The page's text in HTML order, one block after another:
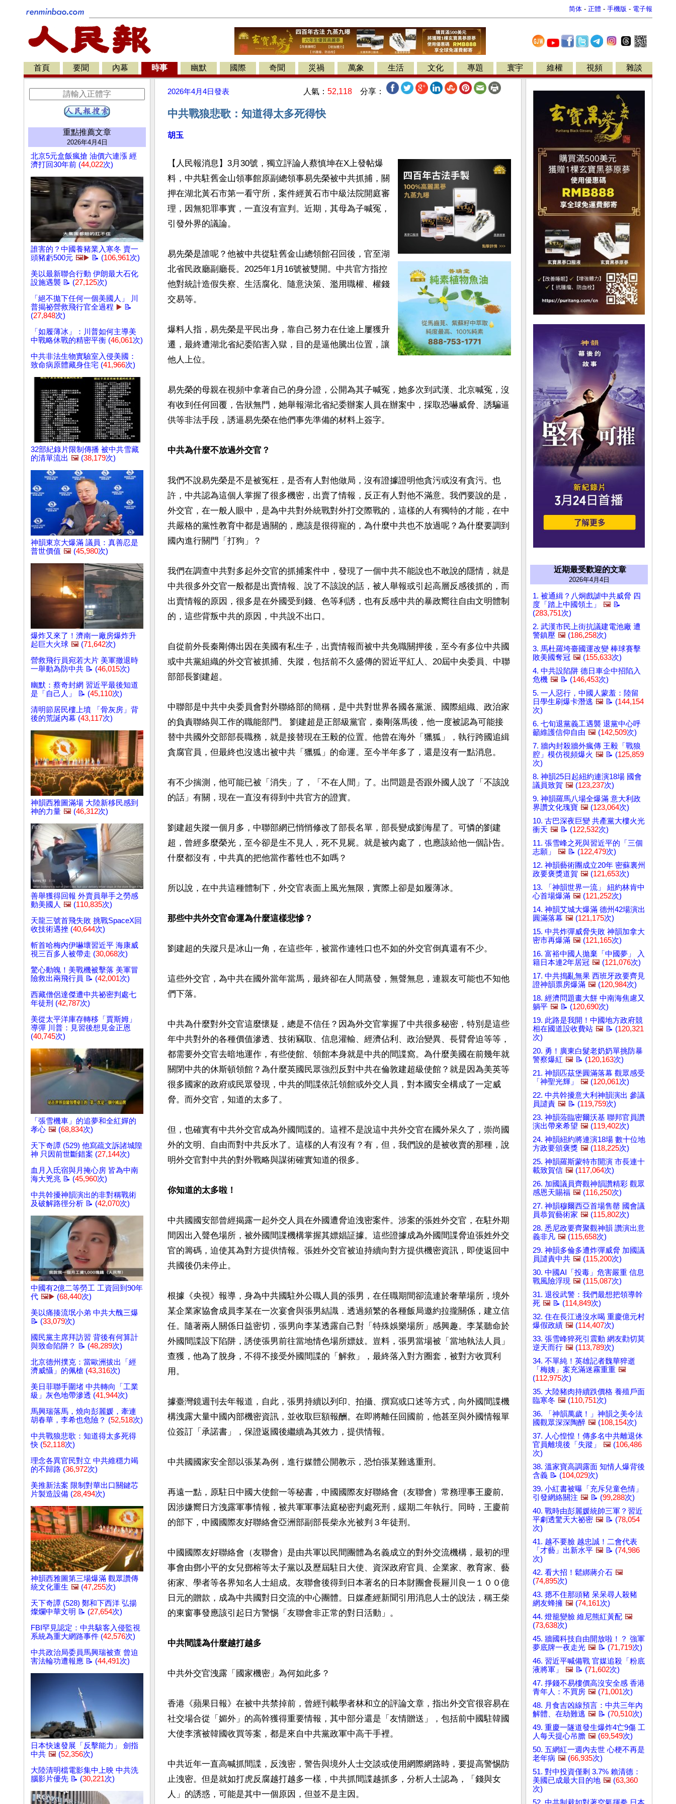
简体 - 正體 - 手機版 - 電子報
首頁 要聞 內幕 時事 幽默 國際 奇聞 災禍 萬象 生活 文化 專題 寰宇 維權 視頻 雜談
重點推薦文章
2026年4月4日
北京5元盒飯瘋搶 油價六連漲 經
濟打回30年前 (44,022次)
誰害的？中國養豬業入寒冬 賣一
頭豬虧500元 🖼️▶️ 📝 (106,961次)
美以最新聯合行動 伊朗最大石化
設施遇襲 📝 (27,125次)
「絕不拋下任何一個美國人」 川
普揭祕營救飛行官全過程 ▶️ 📝
(27,848次)
「如履薄冰」：川普如何主導美
中戰略休戰的精密平衡 (46,061次)
中共非法生物實驗室入侵美國：
致命病原體藏身住宅 (41,966次)
32部紀錄片限制傳播 被中共雪藏
的清單流出 🖼️ (38,179次)
神韻東京大爆滿 議員：真善忍是
普世價值 🖼️ (45,980次)
爆炸又來了！濟南一廠房爆炸升
起巨大火球 🖼️ (71,642次)
營救飛行員宛若大片 美軍撤退時
一舉動為防中共 📝 (46,015次)
幽默：蔡奇封網 習近平最後知道
是「自己人」 📝 (45,110次)
清明節居民樓上墳 「骨灰房」背
後的荒誕內幕 (43,117次)
神韻西雅圖滿場 大陸新移民感到
神的力量 🖼️ (46,312次)
善舉獲得回報 外賣員舉手之勞感
動美國人 🖼️ (110,835次)
天龍三號首飛失敗 挑戰SpaceX回
收技術遇挫 (40,644次)
斬首哈梅內伊嚇壞習近平 海康威
視三百多人被帶走 (30,068次)
驚心動魄！美戰機被擊落 美軍冒
險救出兩飛行員 📝 (42,001次)
西藏僧侶達傑遭中共祕密判處七
年徒刑 (42,787次)
美從太平洋庫存轉移「賈斯姆」
導彈 川普：見習後想見金正恩
(40,745次)
「張雪機車」的追夢和全紅嬋的
孝心 🖼️ (68,834次)
天下奇譚 (529) 他寫疏文訴諸城隍
神 只因前世斷錯案 (27,144次)
血月入氐宿與月掩心房 皆為中南
海大兇兆 📝 (45,960次)
中共幹擾神韻演出的非對稱戰術
及破解路徑分析 📝 (42,070次)
中國有2億二等勞工 工資回到90年
代 🖼️▶️ (68,440次)
美以痛揍流氓小弟 中共大醜三爆
📝 (33,079次)
國民黨主席拜訪習 背後有何算計
與致命陷阱？ 📝 (48,289次)
北京德州撲克：當歐洲拔出「經
濟威懾」的佩槍 (43,316次)
美日菲聯手圍堵 中共轉向「工業
級」灰色地帶滲透 (41,944次)
馬興瑞落馬，燒向彭麗媛，牽連
胡春華，李希也危險？ (52,518次)
中共戰狼悲歌：知道得太多死得
快 (52,118次)
理念各異官民對立 中共維穩力竭
的不歸路 (36,972次)
美推新法案 限制對華出口關鍵芯
片製造設備 (28,494次)
神韻西雅圖第三場爆滿 觀眾讚傳
統文化重生 🖼️ (47,255次)
天下奇譚 (528) 鄭和下西洋 弘揚
燦爛中華文明 📝 (27,654次)
FBI罕見認定：中共駭客入侵監視
系統為重大網路事件 (42,576次)
中共政治局委員馬興瑞被查 曾迫
害法輪功遭報應 📝 (44,491次)
日本快速發展「反擊能力」 劍指
中共 🖼️ (52,356次)
大陸清明檔電影集中上映 中共洗
腦影片優先 📝 (30,221次)
2026年4月4日發表 人氣： 52,118 分享：
中共戰狼悲歌：知道得太多死得快
胡玉
【人民報消息】3月30號，獨立評論人蔡慎坤在X上發帖爆
料，中共駐舊金山領事館原副總領事易先榮被中共抓捕，關
押在湖北黃石市第一看守所，案件經黃石市中級法院開庭審
理，因無犯罪事實，一直沒有宣判。近期，其母為子喊冤，
引發外界的議論。
易先榮是誰呢？他被中共從駐舊金山總領館召回後，官至湖
北省民政廳副廳長。2025年1月16號被雙開。中共官方指控
他對統計造假失察、生活腐化、隨意決策、濫用職權、權錢
交易等。
爆料人指，易先榮是平民出身，靠自己努力在仕途上屢獲升
遷，最終遭湖北省紀委陷害入獄，目的是逼他騰出位置，讓
他人上位。
易先榮的母親在視頻中拿著自己的身分證，公開為其子喊冤，她多次到武漢、北京喊冤，沒
有收到任何回覆，告狀無門，她舉報湖北省紀委辦案人員在辦案中，採取恐嚇威脅、誘騙逼
供等非法手段，誘逼易先榮在他們事先準備的材料上簽字。
中共為什麼不放過外交官？
我們不說易先榮是不是被冤枉，是否有人對他做局，沒有證據證明他貪污或沒有貪污。也
許，中共認為這個人掌握了很多機密，出賣了情報，反正有人對他不滿意。我們要說的是，
外交官，在一般人眼中，是為中共對外統戰對外打交際戰的，這樣的人有獨特的才能，在中
共嚴格的黨性教育中都是過關的，應該是很得寵的，為什麼中共也不放過呢？為什麼要調到
國內進行關門「打狗」？
我們在調查中共對多起外交官的抓捕案件中，發現了一個中共不能說也不敢說的隱情，就是
中共很多外交官一般都是出賣情報、說了不該說的話，被人舉報或引起高層反感後抓的，而
出賣情報的原因，很多是在外國受到錢、色等利誘，也有反感中共的暴政嚮往自由文明體制
的，這些背叛中共的原因，中共說不出口。
自從前外長秦剛傳出因在美國有私生子，出賣情報而被中共免職關押後，至今有多位中共國
或中共黨組織的外交官被抓捕、失蹤，包括前不久盛傳的習近平紅人、20屆中央委員、中聯
部部長劉建超。
中聯部是中共中央委員會對外聯絡部的簡稱，是中共對世界各國各黨派、國際組織、政治家
的負責聯絡與工作的職能部門。 劉建超是正部級黨官，秦剛落馬後，他一度被認為可能接
替中共國外交部部長職務，就是接替現在王毅的位置。他曾在海外「獵狐」，執行跨國追緝
貪腐官員，但最終也沒逃出被中共「獵狐」的命運。至今半年多了，還是沒有一點消息。
有不少揣測，他可能已被「消失」了，「不在人間」了。出問題是否跟外國人說了「不該說
的話」有關，現在一直沒有得到中共官方的證實。
劉建超失蹤一個月多，中聯部網已悄悄修改了部長名單，部長變成劉海星了。可憐的劉建
超，曾經多麼榮光，至今卻是生不見人，死不見屍。就是被內處了，也應該給他一個訃告。
什麼都沒有，中共真的把他當作蓄牲也不如嗎？
所以說，在中共這種體制下，外交官表面上風光無限，實際上卻是如履薄冰。
那些中共外交官命運為什麼這樣悲慘？
劉建超的失蹤只是冰山一角，在這些年，被當作連牲口也不如的外交官倒真還有不少。
這些外交官，為中共在國外當年當馬，最終卻在人間蒸發，無聲無息，連親友可能也不知他
們下落。
中共為什麼對外交官這麼懷疑，總是不信任？因為外交官掌握了中共很多秘密，特別是這些
年中共對外的各種價值滲透、技術竊取、信息灌輸、經濟佔利、政治變異、長臂脅迫等等，
都需要外交官去暗地運作，有些使館、領館本身就是中共的間諜窩。為什麼美國在前幾年就
關閉中共的休斯頓領館？為什麼英國民眾強烈反對中共在倫敦建超級使館？就是因為美英等
很多國家的政府或民眾發現，中共的間諜依託領館或外交人員，對本國安全構成了一定威
脅。而外交官，知道的太多了。
但，也確實有中共外交官成為外國間諜的。這裡不是說這中共外交官在國外呆久了，崇尚國
外的文明、自由而對中共反水了。這樣的人有沒有？有，但，我們說的是被收賣的那種，說
明外交官對中共的對外戰略與謀術確實知道的很多。
你知道的太多啦！
中共國國安部曾經揭露一起外交人員在外國遭脅迫洩密案件。涉案的張姓外交官，在駐外期
間因出入聲色場所，被外國間諜機構掌握其嫖娼証據。這些證據成為外國間諜脅迫張姓外交
官的籌碼，迫使其為對方提供情報。張姓外交官被迫持續向對方提供機密資訊，即使返回中
共國後仍未停止。
根據《央視》報導，身為中共國駐外公職人員的張男，在任職期間卻流連於奢華場所，境外
某企業家協會成員李某在一次宴會與張男結識．透過頻繁的各種飯局邀約拉攏關係，建立信
任。隨著兩人關係日益密切，張男向李某透露自己對「特殊娛樂場所」感興趣。李某聽命於
外國間諜設下陷阱，誘使張男前往當地情色場所嫖妓。豈料，張男當場被「當地執法人員」
查獲，他為了脫身，不得不接受外國間諜的「解救」，最終落入對方圈套，被對方收買利
用。
據臺灣鏡週刊去年報道，自此，張男持續以列印、拍攝、撰寫或口述等方式，向外國間諜機
構洩露大量中國內部機密資訊，並收取巨額報酬。在即將離任回國前，他甚至與外國情報單
位簽訂「承諾書」，保證返國後繼續為其效力，提供情報。
中共國國家安全部以張某為例，進行媒體公開教示，恐怕張某難逃重刑。
再遠一點，原駐日中國大使館一等秘書，中國國際友好聯絡會（友聯會）常務理事王慶前,
因涉嫌嚮日方洩露軍事情報，被共軍軍事法庭秘密判處死刑，緩期二年執行。同時，王慶前
的部下，中國國際友好聯絡會亞洲部副部長柴永光被判３年徒刑。
中國國際友好聯絡會（友聯會）是由共軍以民間團體為名義成立的對外交流機構，最初的理
事會由鄧小平的女兒鄧榕等太子黨以及歷屆駐日大使、資深政府官員、企業家、教育家、藝
術家、學者等各界知名人士組成。友聯會後得到日本著名的日本財團會長屜川良一１００億
日元的贈款，成為中共國對日交流的中心團體。日媒產經新聞引用消息人士的說法，稱王柴
的東窗事發應該引起日方警惕「友聯會非正常的對日活動」。
中共間諜為什麼越打越多
中共外交官洩露「國家機密」為何如此多？
香港《蘋果日報》在被中共禁掉前，曾經刊載學者林和立的評論文章，指出外交官很容易在
社交場合從「媚外」的高幹獲得重要情報，其中部分還是「友情贈送」，包括前中國駐韓國
大使李濱被韓國收買等案，都是來自中共黨政軍中高干手裡。
中共近年一直高喊抓間諜，反洩密，警告與境外人士交談或使用網際網路時，要提高警惕防
止洩密。但是就如打虎反腐越打越多一樣，中共抓間諜越抓多，分析人士認為，「錢與女
人」的誘惑，可能是其中一個原因，但並不是主因。
近期最受歡迎的文章
2026年4月4日
1. 被通緝？八炯戲謔中共威脅 四
度「踏上中國領土」
🖼️ 📝
(283,751次)
2. 武漢市民上街抗議建電池廠 遭
警鎮壓 🖼️ (186,258次)
3. 馬杜羅垮臺國運改變 棒球賽擊
敗美國奪冠 🖼️ (155,633次)
4. 中共設陷阱 德日車企中招陷入
危機 🖼️ 📝 (146,453次)
5. 一人惡行，中國人蒙羞：陸留
日學生刷爆卡潛逃 🖼️ 📝 (144,154
次)
6. 七旬退黨義工遇襲 退黨中心呼
籲維護信仰自由 🖼️ (142,509次)
7. 牆內封殺牆外瘋傳 王毅「戰狼
腔」模仿視頻爆火 🖼️ 📝 (125,859
次)
8. 神韻25日起紐約連演18場 國會
議員致賀 🖼️ (123,237次)
9. 神韻羅馬八場全爆滿 意大利政
界讚文化瑰寶 🖼️ (123,064次)
10. 古巴深夜巨變 共產黨大樓火光
衝天 🖼️ 📝 (122,532次)
11. 張雪峰之死與習近平的「三個
志願」
🖼️ 📝 (122,479次)
12. 神韻藝術團成立20年 密蘇裏州
政要褒獎道賀 🖼️ (121,653次)
13. 「神韻世界一流」 紐約林肯中
心首場爆滿 🖼️ (121,252次)
14. 神韻艾城大爆滿 德州42場演出
圓滿落幕 🖼️ (121,175次)
15. 中共炸彈威脅失敗 神韻加拿大
密市再爆滿 🖼️ (121,165次)
16. 富裕中國人拋棄「中國夢」 入
籍日本連2年居冠 🖼️ (121,076次)
17. 中共搗亂無果 西班牙政要齊見
證神韻票房爆滿 🖼️ (120,984次)
18. 經濟問題畫大餅 中南海焦慮又
躺平 🖼️ 📝 (120,690次)
19. 此路是我開！中國地方政府競
相在國道設收費站 🖼️ 📝 (120,321
次)
20. 勇！廣東白髮老奶奶單挑防暴
警察爆紅 🖼️ 📝 (120,163次)
21. 神韻匹茲堡圓滿落幕 觀眾感受
「神聖光輝」
🖼️ (120,061次)
22. 中共幹擾意大利神韻演出 參議
員譴責 🖼️ 📝 (119,759次)
23. 神韻蒞臨密爾沃基 聯邦官員讚
演出帶來希望 🖼️ (119,402次)
24. 神韻紐約將連演18場 數十位地
方政要頒褒獎 🖼️ (118,225次)
25. 神韻羅斯蒙特市開演 市長連十
載致賀信 🖼️ (117,064次)
26. 加國議員齊觀神韻讚精彩 觀眾
感恩天賜福 🖼️ (116,250次)
27. 神韻穆爾西亞首場售罄 國會議
員恭賀藝術家 🖼️ (115,802次)
28. 悉尼政要齊聚觀神韻 讚演出意
義非凡 🖼️ (115,658次)
29. 神韻多倫多遭炸彈威脅 加國議
員譴責中共 🖼️ (115,200次)
30. 中國AI「投毒」危害嚴重 信息
戰風險浮現 🖼️ (115,087次)
31. 退役武警：我們最想把領導幹
死 🖼️ 📝 (114,849次)
32. 住在長江邊沒水喝 重慶億元村
爆假政績 🖼️ (114,407次)
33. 張雪峰猝死引震動 網友勸切莫
逆天而行 🖼️ (113,789次)
34. 不單純！英雄記者魏華猝逝
「梅姨」案充滿迷霧重重 🖼️
(112,975次)
35. 大陸豬肉持續跌價格 養殖戶面
臨寒冬 🖼️ (110,751次)
36. 「神韻萬歲！」神韻之美令法
國觀眾深深陶醉 🖼️ (108,154次)
37. 人心惶惶！傳多名中共離退休
官員離境後「失蹤」
🖼️ (106,486
次)
38. 溫家寶高調露面 知情人爆背後
含義 📝 (104,029次)
39. 小紅書被曝「充斥兒童色情」
引發網絡關注 🖼️ 📝 (99,288次)
40. 戰時由彭麗媛統帥三軍？習近
平劇透驚天大祕密 🖼️ 📝 (78,054
次)
41. 越不要臉 越忠誠！二會代表
「才藝」出新水平 🖼️ 📝 (74,986
次)
42. 看大招！鬆綁蔣介石 🖼️
(74,895次)
43. 摁不住那頭豬 呆呆尋人殺豬
網友蜂擁 🖼️ (74,161次)
44. 燈籠變臉 維尼熊紅黃配 🖼️
(73,638次)
45. 牆國科技自由開放啦！？ 強軍
夢底牌一夜走光 🖼️ 📝 (71,719次)
46. 習近平喊備戰 官媒追殺「粉底
液將軍」
🖼️ 📝 (71,602次)
47. 掙錢不易樓價高沒安全感 香港
青年人：不買房 🖼️ (71,001次)
48. 月食吉凶線預言：中共三年內
解體、在劫難逃 🖼️ 📝 (70,510次)
49. 重慶一隧道發生爆炸4亡9傷 工
人每天提心吊膽 🖼️ (69,549次)
50. 五網紅一週內去世 心梗不再是
老年病 🖼️ (66,935次)
51. 對中投資僅剩 3.7% 賴清德：
美國已成最大目的地 🖼️ (63,360
次)